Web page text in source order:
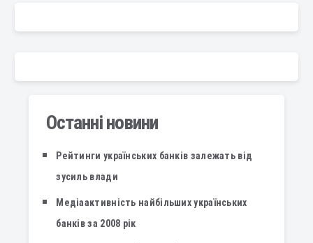
Останні новини
Рейтинги українських банків залежать від
зусиль влади
Медіаактивність найбільших українських
банків за 2008 рік